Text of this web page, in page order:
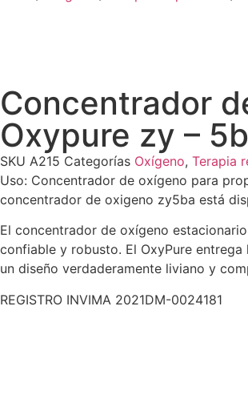
Concentrador
Oxypure zy –
SKU A215 Categorías Oxígeno, Terapia
Uso: Concentrador de oxígeno para
concentrador de oxigeno zy5ba está
El concentrador de oxígeno
confiable y robusto. El OxyPure
un diseño verdaderamente liviano y
REGISTRO INVIMA 2021DM-0024181